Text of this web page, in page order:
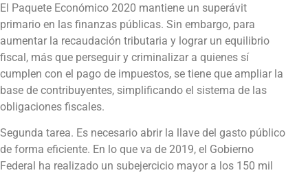
El Paquete Económico 2020 mantiene un superávit
primario en las finanzas públicas. Sin embargo, para
aumentar la recaudación tributaria y lograr un equilibrio
fiscal, más que perseguir y criminalizar a quienes sí
cumplen con el pago de impuestos, se tiene que ampliar la
base de contribuyentes, simplificando el sistema de las
obligaciones fiscales.
Segunda tarea. Es necesario abrir la llave del gasto público
de forma eficiente. En lo que va de 2019, el Gobierno
Federal ha realizado un subejercicio mayor a los 150 mil